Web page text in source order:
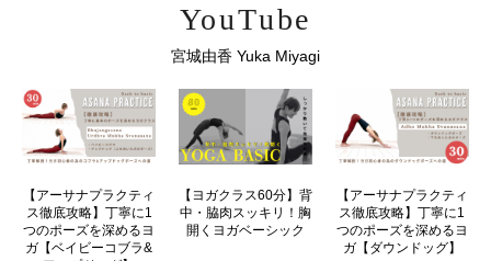
YouTube
宮城由香 Yuka Miyagi
【アーサナプラクティ
ス徹底攻略】丁寧に1
つのポーズを深めるヨ
ガ【ベイビーコブラ&
【ヨガクラス60分】背
中・脇肉スッキリ！胸
開くヨガベーシック
【アーサナプラクティ
ス徹底攻略】丁寧に1
つのポーズを深めるヨ
ガ【ダウンドッグ】